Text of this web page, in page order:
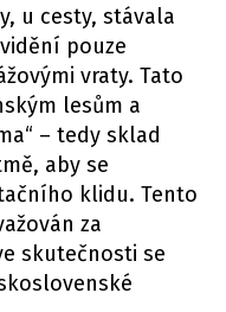
u cesty, stávala
pouze
vraty. Tato
lesům a
– tedy sklad
aby se
klidu. Tento
za
skutečnosti se